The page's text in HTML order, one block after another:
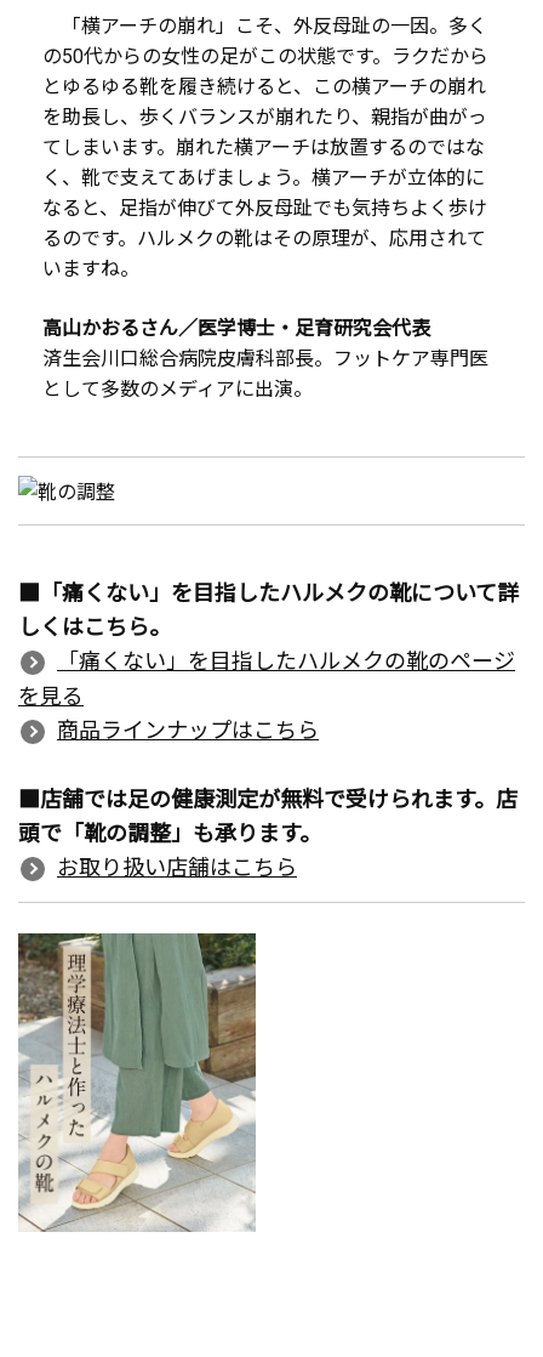
「横アーチの崩れ」こそ、外反母趾の一因。多く
の50代からの女性の足がこの状態です。ラクだから
とゆるゆる靴を履き続けると、この横アーチの崩れ
を助長し、歩くバランスが崩れたり、親指が曲がっ
てしまいます。崩れた横アーチは放置するのではな
く、靴で支えてあげましょう。横アーチが立体的に
なると、足指が伸びて外反母趾でも気持ちよく歩け
るのです。ハルメクの靴はその原理が、応用されて
いますね。
高山かおるさん／医学博士・足育研究会代表
済生会川口総合病院皮膚科部長。フットケア専門医
として多数のメディアに出演。
■「痛くない」を目指したハルメクの靴について詳
しくはこちら。
「痛くない」を目指したハルメクの靴のページ
を見る
商品ラインナップはこちら
■店舗では足の健康測定が無料で受けられます。店
頭で「靴の調整」も承ります。
お取り扱い店舗はこちら